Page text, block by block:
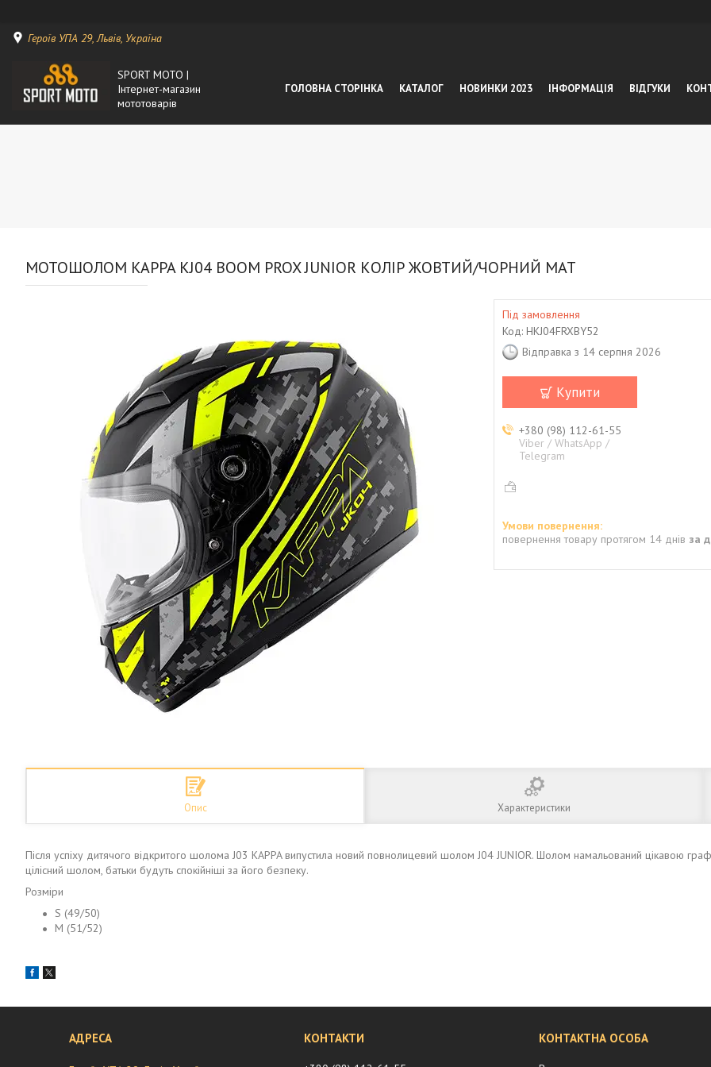
Героїв УПА 29, Львів, Україна
SPORT MOTO |
Інтернет-магазин
мототоварів
ГОЛОВНА СТОРІНКА КАТАЛОГ НОВИНКИ 2023 ІНФОРМАЦІЯ ВІДГУКИ
МОТОШОЛОМ KAPPA KJ04 BOOM PROX JUNIOR КОЛІР ЖОВТИЙ/ЧОРНИЙ МАТ
Під замовлення
Код: HKJ04FRXBY52
Відправка з 14 серпня 2026
Купити
+380 (98) 112-61-55
Viber / WhatsApp /
Telegram
повернення товару протягом 14 днів за
Опис Характеристики
Після успіху дитячого відкритого шолома J03 KAPPA випустила новий повнолицевий шолом J04 JUNIOR. Шолом намальований цікавою
цілісний шолом, батьки будуть спокійніші за його безпеку.
Розміри
S (49/50)
M (51/52)